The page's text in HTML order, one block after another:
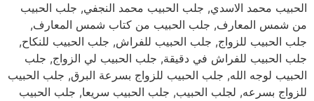
الحبيب محمد الاسدي, جلب الحبيب محمد النجفي, جلب الحبيب
من شمس المعارف, جلب الحبيب من كتاب شمس المعارف,
جلب الحبيب للزواج, جلب الحبيب للفراش, جلب الحبيب للنكاح,
جلب الحبيب للفراش في دقيقة, جلب الحبيب لي الزواج, جلب
الحبيب لوجه الله, جلب الحبيب للزواج بسرعة البرق, جلب الحبيب
للزواج بسرعه, لجلب الحبيب, جلب الحبيب سريعا, جلب الحبيب